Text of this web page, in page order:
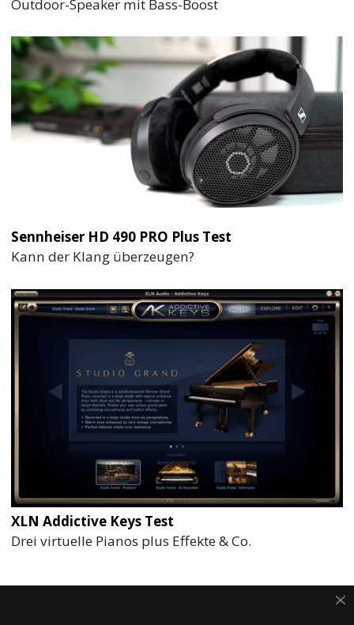
Outdoor-Speaker mit Bass-Boost
Sennheiser HD 490 PRO Plus Test
Kann der Klang überzeugen?
XLN Addictive Keys Test
Drei virtuelle Pianos plus Effekte & Co.